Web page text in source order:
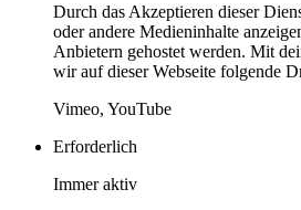
Durch das Akzeptieren dieser
oder andere Medieninhalte
Anbietern gehostet werden. Mit
wir auf dieser Webseite folgende
Vimeo, YouTube
Erforderlich
Immer aktiv